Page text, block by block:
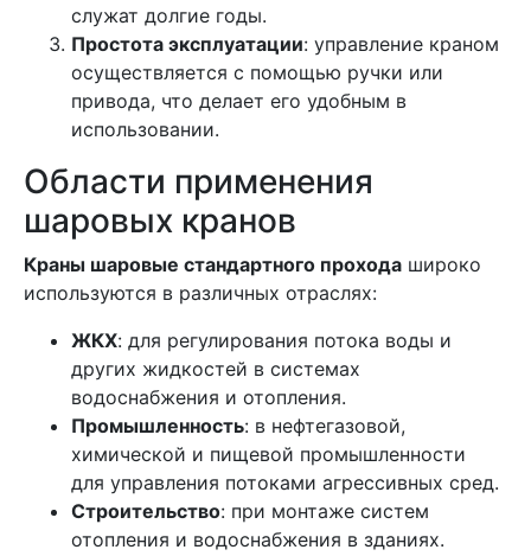
служат долгие годы.
Простота эксплуатации: управление краном
осуществляется с помощью ручки или
привода, что делает его удобным в
использовании.
Области применения
шаровых кранов
Краны шаровые стандартного прохода широко
используются в различных отраслях:
ЖКХ: для регулирования потока воды и
других жидкостей в системах
водоснабжения и отопления.
Промышленность: в нефтегазовой,
химической и пищевой промышленности
для управления потоками агрессивных сред.
Строительство: при монтаже систем
отопления и водоснабжения в зданиях.